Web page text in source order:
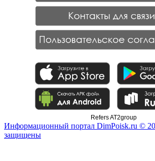
Refers AT2group
Информационный портал DimPoisk.ru ©
защищены